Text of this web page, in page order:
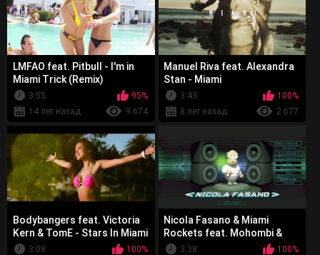
LMFAO feat. Pitbull - I'm in
Miami Trick (Remix)
3:55
95%
14 лет назад
9 674
Manuel Riva feat. Alexandra
Stan - Miami
3:43
100%
8 лет назад
2 677
Bodybangers feat. Victoria
Kern & TomE - Stars In Miami
3:08
100%
Nicola Fasano & Miami
Rockets feat. Mohombi &
Noizy - Legalize It
3:38
100%